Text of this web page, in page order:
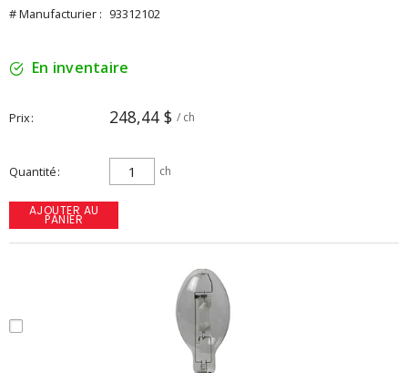
# Manufacturier : 93312102
En inventaire
Prix 248,44 $ / ch
Quantité ch
AJOUTER AU
PANIER